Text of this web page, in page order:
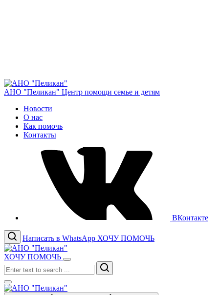
АНО "Пеликан" Центр помощи семье и детям
Новости
О нас
Как помочь
Контакты
ВКонтакте
Написать в WhatsApp ХОЧУ ПОМОЧЬ
ХОЧУ ПОМОЧЬ
Search